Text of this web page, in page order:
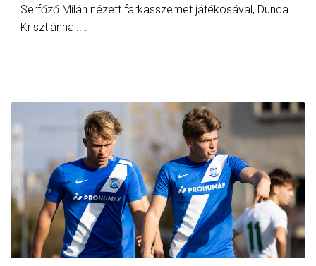
Serfőző Milán nézett farkasszemet játékosával, Dunca
Krisztiánnal....